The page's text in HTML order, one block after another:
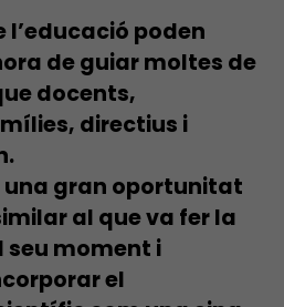
l’educació poden
de guiar moltes de
docents,
directius i
gran oportunitat
al que va fer la
seu moment i
el